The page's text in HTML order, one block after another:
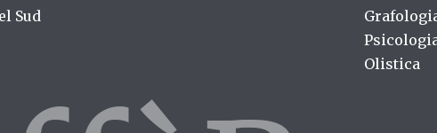
Sud
Olistica